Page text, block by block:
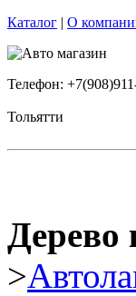
Каталог | О
Телефон:
Тольятти
Дерево
>